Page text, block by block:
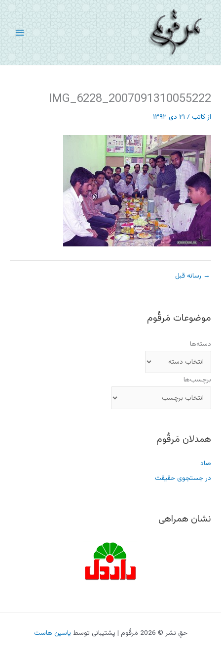
پرش
به
محتوا
2007091310055222_IMG_6228
از کاتب / ۲۱ دی ۱۳۹۲
→ رسانه قبل
موضوعات مَرقُوم
دسته‌ها
برچسب‌ها
همدلان مَرقُوم
صاد
در جستجوی حقیقت
نشان همراهی
حقِ نشر © 2026 مَرقُوم | پشتیبانی توسط یاسین هاست